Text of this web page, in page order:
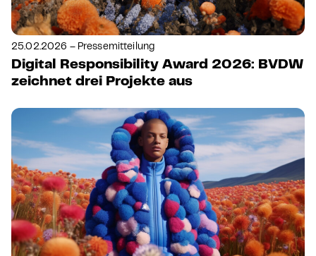
25.02.2026 – Pressemitteilung
Digital Responsibility Award 2026: BVDW
zeichnet drei Projekte aus